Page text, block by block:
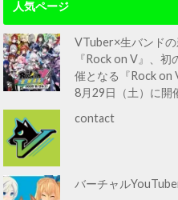
人気ページ
VTuber×生バンド
『Rock on V』、
催となる『Rock on
8月29日（土）に開
contact
バーチャル